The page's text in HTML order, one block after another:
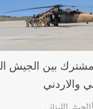
تقدم بإسم الرئيس
بين الجيش
والاردني